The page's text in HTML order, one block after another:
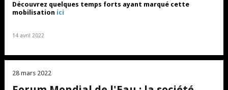
Découvrez quelques temps forts ayant marqué cette
mobilisation ici
14 avril 2022
28 mars 2022